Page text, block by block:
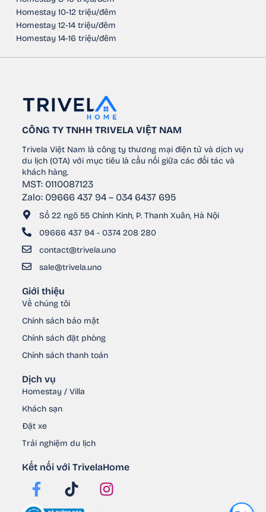
Homestay 10-12 triệu/đêm
Homestay 12-14 triệu/đêm
Homestay 14-16 triệu/đêm
CÔNG TY TNHH TRIVELA VIỆT NAM
Trivela Việt Nam là công ty thương mại điện tử và dịch vụ
du lịch (OTA) với mục tiêu là cầu nối giữa các đối tác và
khách hàng.
MST: 0110087123
Zalo: 09666 437 94 – 034 6437 695
Số 22 ngõ 55 Chính Kinh, P. Thanh Xuân, Hà Nội
09666 437 94 - 0374 208 280
contact@trivela.uno
sale@trivela.uno
Giới thiệu
Về chúng tôi
Chính sách bảo mật
Chính sách đặt phòng
Chính sách thanh toán
Dịch vụ
Homestay / Villa
Khách sạn
Đặt xe
Trải nghiệm du lịch
Kết nối với TrivelaHome